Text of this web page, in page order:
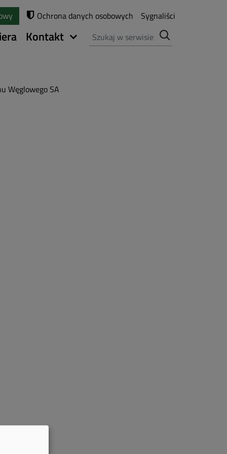
Ochrona danych osobowych Sygnaliści
Kontakt Szukaj
Węglowego SA